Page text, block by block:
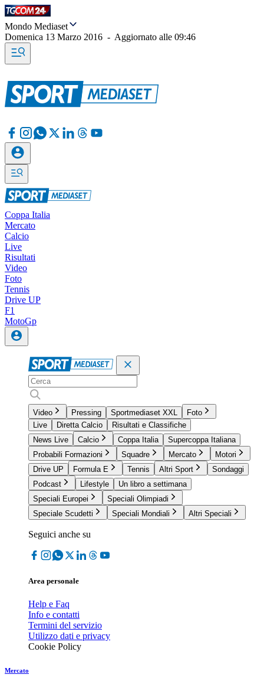
Mondo Mediaset
Domenica 13 Marzo 2016 - Aggiornato alle 09:46
Coppa Italia
Mercato
Calcio
Live
Risultati
Video
Foto
Tennis
Drive UP
F1
MotoGp
Video Pressing Sportmediaset XXL
Foto
Live
Diretta Calcio
Risultati e Classifiche
News Live
Calcio Coppa Italia
Supercoppa Italiana
Probabili Formazioni
Squadre Mercato
Motori
Drive UP
Formula E Tennis Altri Sport
Sondaggi
Podcast
Lifestyle
Un libro a settimana
Speciali Europei
Speciali Olimpiadi
Speciale Scudetti
Speciali Mondiali Altri Speciali
Seguici anche su
Area personale
Help e Faq
Info e contatti
Termini del servizio
Utilizzo dati e privacy
Cookie Policy
Mercato